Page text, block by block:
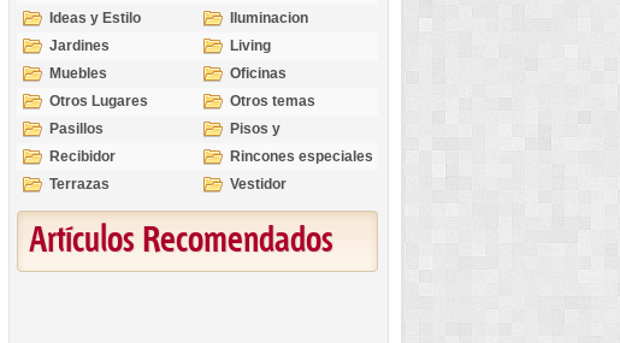
Ideas y Estilo
Iluminacion
Jardines
Living
Muebles
Oficinas
Otros Lugares
Otros temas
Pasillos
Pisos y
revestimientos
Recibidor
Rincones especiales
Terrazas
Vestidor
Artículos Recomendados